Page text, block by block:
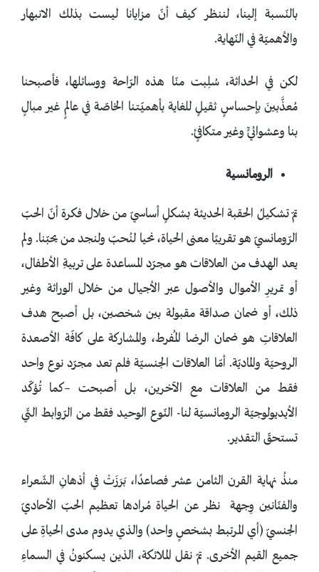
بالنّسبة إلينا، لننظر كيف أنّ مزايانا ليست بذلك الانبهار
والأهميّة في النّهاية.
لكن في الحداثة، سُلِبت منّا هذه الرّاحة ووسائلها، فأصبحنا
مُعذَّبينَ بإحساسٍ ثقيلٍ للغاية بأهميّتنا الخاصّة في عالمٍ غير مبالٍ
بنا وعشوائيٍّ وغير متكافئٍ.
الرومانسية
تمّ تشكيلُ الحقبة الحديثة بشكلٍ أساسيّ من خلال فكرة أنّ الحبّ
الرّومانسيّ هو تقريبًا معنى الحياة، نحيا لنُحبّ ولنجد من يحبّنا. ولم
يعد الهدف من العلاقات هو مجرّد المساعدة على تربيةِ الأطفال،
أو تمريرِ الأموال والأصول عبر الأجيال من خلال الوراثة وغير
ذلك، أو ضمان صداقة مقبولة بين شخصين، بل أصبح هدف
العلاقاتِ هو ضمان الرضا المُفرط، والمشاركة على كافّة الأصعدة
الروحيّة والماديّة. أمّا العلاقات الجنسيّة فلم تعد مجرّد نوع واحد
فقط من العلاقات مع الآخرين، بل أصبحت –كما تُؤكّد
الأيديولوجيّة الرومانسيّة لنا- النّوع الوحيد فقط من الرّوابط التّي
تستحقّ التقدير.
منذُ نهاية القرن الثامن عشر فصاعدًا، بَرَزَتْ في أذهانِ الشّعراء
والفنّانين وِجهة نظر عن الحياة مُرادها تعظيم الحبّ الأحاديّ
الجنسيّ (أي المرتبط بشخصٍ واحد) والذي يدوم مدى الحياةِ على
جميع القيم الأخرى. تمّ نقل الملائكة، الذين يسكنونُ في السماءِ